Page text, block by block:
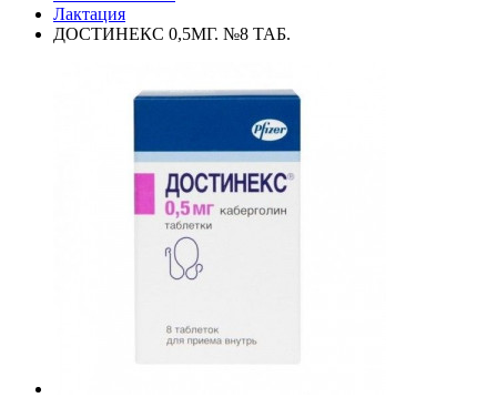
Лактация
ДОСТИНЕКС 0,5МГ. №8 ТАБ.